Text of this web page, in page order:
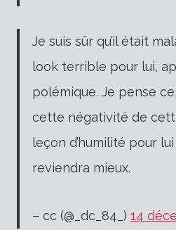
Je suis sûr qu’il était
look terrible pour lui,
polémique. Je pense
cette négativité de
leçon d’humilité pour lui
reviendra mieux.
– cc (@_dc_84_) 14